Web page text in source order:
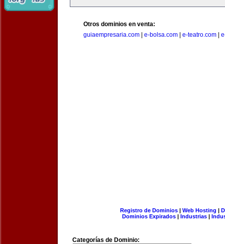
Otros dominios en venta:
guiaempresaria.com
e-bolsa.com e-teatro.com
Registro de Dominios| Web Hosting |
Dominios Expirados | Industrias |
Categorías de Dominio: